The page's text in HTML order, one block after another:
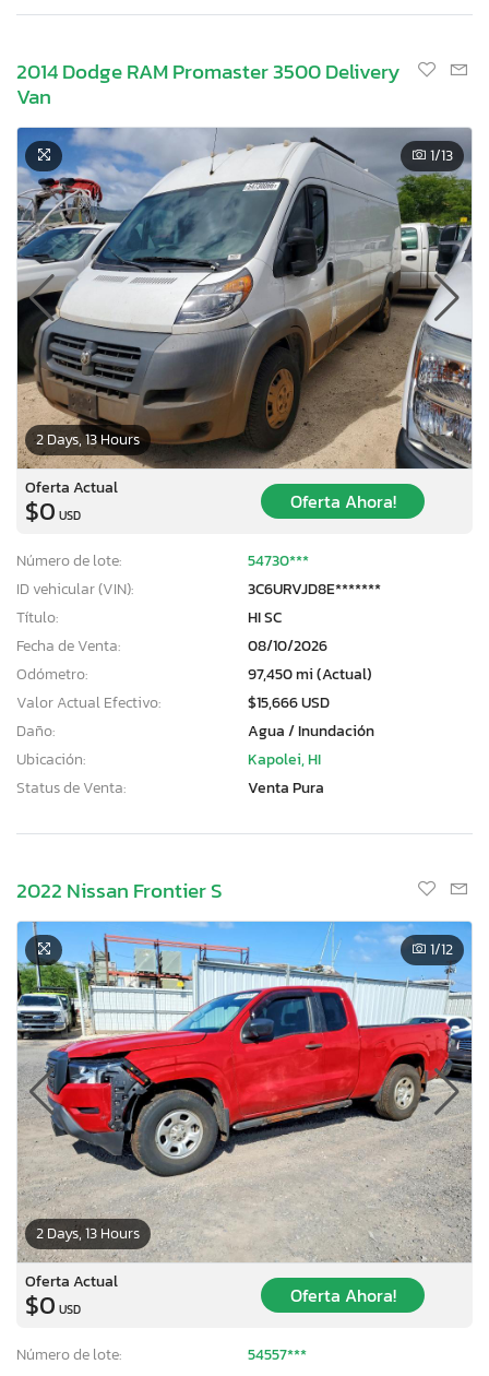
2014 Dodge RAM Promaster 3500 Delivery
Van
2 Days, 13 Hours
1/13
Oferta Actual
$0 USD
Oferta Ahora!
Número de lote:
54730***
ID vehicular (VIN):
3C6URVJD8E*******
Título:
HI SC
Fecha de Venta:
08/10/2026
Odómetro:
97,450 mi (Actual)
Valor Actual Efectivo:
$15,666 USD
Daño:
Agua / Inundación
Ubicación:
Kapolei, HI
Status de Venta:
Venta Pura
2022 Nissan Frontier S
2 Days, 13 Hours
1/12
Oferta Actual
$0 USD
Oferta Ahora!
Número de lote:
54557***